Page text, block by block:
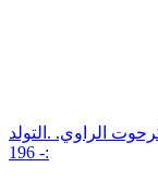
الراوي. .التولد
:- 196